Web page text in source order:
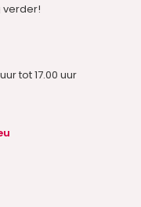
verder!
tot 17.00 uur